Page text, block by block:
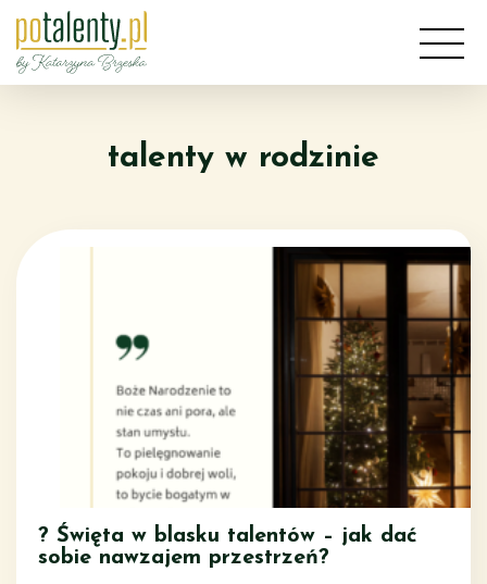
Przejdź
treści
talenty w rodzinie
? Święta w blasku talentów – jak dać
sobie nawzajem przestrzeń?